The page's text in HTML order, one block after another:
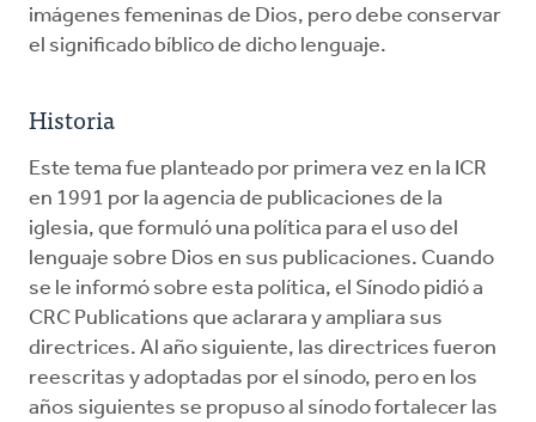
imágenes femeninas de Dios, pero debe conservar
el significado bíblico de dicho lenguaje.
Historia
Este tema fue planteado por primera vez en la ICR
en 1991 por la agencia de publicaciones de la
iglesia, que formuló una política para el uso del
lenguaje sobre Dios en sus publicaciones. Cuando
se le informó sobre esta política, el Sínodo pidió a
CRC Publications que aclarara y ampliara sus
directrices. Al año siguiente, las directrices fueron
reescritas y adoptadas por el sínodo, pero en los
años siguientes se propuso al sínodo fortalecer las